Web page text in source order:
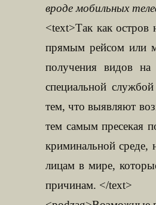
вроде мобильных
<text>Так как остров
прямым рейсом или
получения видов на
специальной
тем, что выявляют
тем самым пресекая
криминальной
лицам в мире,
причинам. </text>